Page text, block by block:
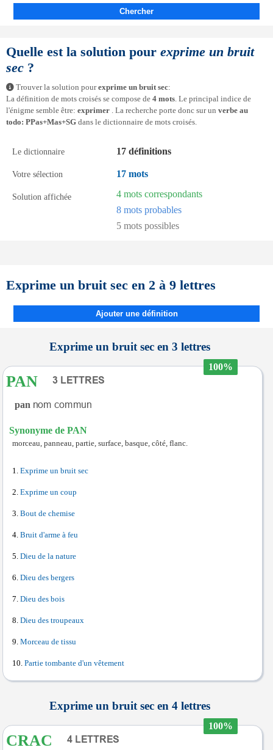
Chercher
Quelle est la solution pour exprime un bruit
sec ?
Trouver la solution pourexprime un bruit sec:
La définition de mots croisés se compose de 4 mots. Le principal indice de
l'énigme semble être: exprimer . La recherche porte donc sur un verbe au
todo: PPas+Mas+SG dans le dictionnaire de mots croisés.
Le dictionnaire 17 définitions
Votre sélection 17 mots
Solution affichée
4 mots correspondants
8 mots probables
5 mots possibles
Exprime un bruit sec en 2 à 9 lettres
Ajouter une définition
Exprime un bruit sec en 3 lettres
100%
PAN
pan
Synonyme de PAN
morceau, panneau, partie, surface, basque, côté, flanc.
Exprime un bruit sec
Exprime un coup
Bout de chemise
Bruit d'arme à feu
Dieu de la nature
Dieu des bergers
Dieu des bois
Dieu des troupeaux
Morceau de tissu
Partie tombante d'un vêtement
Exprime un bruit sec en 4 lettres
100%
CRAC